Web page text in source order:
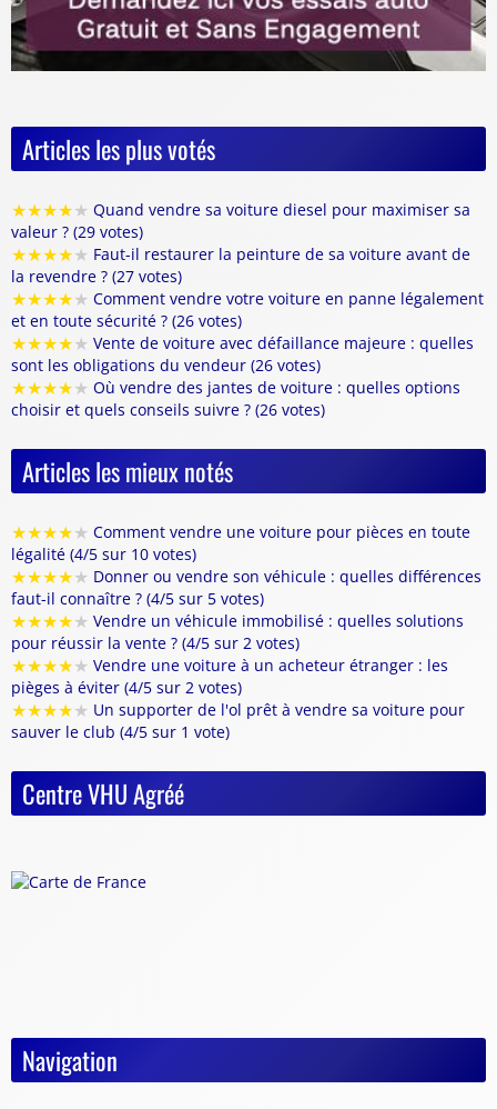
Articles les plus votés
★★★★★ Quand vendre sa voiture diesel pour maximiser sa
valeur ? (29 votes)
★★★★★ Faut-il restaurer la peinture de sa voiture avant de
la revendre ? (27 votes)
★★★★★ Comment vendre votre voiture en panne légalement
et en toute sécurité ? (26 votes)
★★★★★ Vente de voiture avec défaillance majeure : quelles
sont les obligations du vendeur (26 votes)
★★★★★ Où vendre des jantes de voiture : quelles options
choisir et quels conseils suivre ? (26 votes)
Articles les mieux notés
★★★★★ Comment vendre une voiture pour pièces en toute
légalité (4/5 sur 10 votes)
★★★★★ Donner ou vendre son véhicule : quelles différences
faut-il connaître ? (4/5 sur 5 votes)
★★★★★ Vendre un véhicule immobilisé : quelles solutions
pour réussir la vente ? (4/5 sur 2 votes)
★★★★★ Vendre une voiture à un acheteur étranger : les
pièges à éviter (4/5 sur 2 votes)
★★★★★ Un supporter de l'ol prêt à vendre sa voiture pour
sauver le club (4/5 sur 1 vote)
Centre VHU Agréé
Navigation